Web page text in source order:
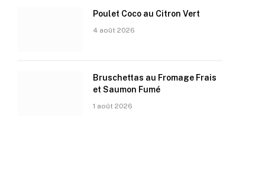
Poulet Coco au Citron Vert
4 août 2026
Bruschettas au Fromage Frais
et Saumon Fumé
1 août 2026